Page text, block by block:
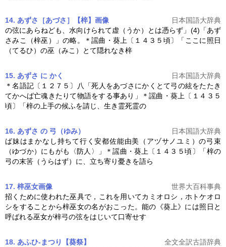
14. あずさ［あづさ］【梓】 画像
日本国語大辞典
の弦にあらねども、水向けられて虚（うか）とは憑らず」(4)「あず
さみこ（梓巫）」の略。＊謡曲・ 葵上 〔１４３５頃〕「ここに照日
（てるひ）の巫（みこ）とて隠れなき梓
15. あずさ に かく
日本国語大辞典
＊名語記〔１２７５〕八「死人をあづさにかくとて弓の絃をたたき
てかへば亡魂きたりて物語をする事あり」＊謡曲・ 葵上 〔１４３５
頃〕「梓の上手の候ふを請じ、生き霊死霊の
16. あずさ の 弓（ゆみ）
日本国語大辞典
ば妹はまかなし持ちて行く安都佐能由美（アヅサノユミ）の弓束
（ゆづか）にもがも〈防人〉」＊謡曲・ 葵上 〔１４３５頃〕「梓の
弓の末筈（うらはず）に、立ち寄り憂きを語ら
17. 梓巫女画像
世界大百科事典
招くために使われた巫具で，これを用いてカミオロシ，ホトケオロ
シをすることから梓巫女の名がおこった。能の《葵上》には照日と
呼ばれる巫女が梓弓の弦をはじいて口寄せす
18. あふひ-まつり【葵祭】
全文全訳古語辞典